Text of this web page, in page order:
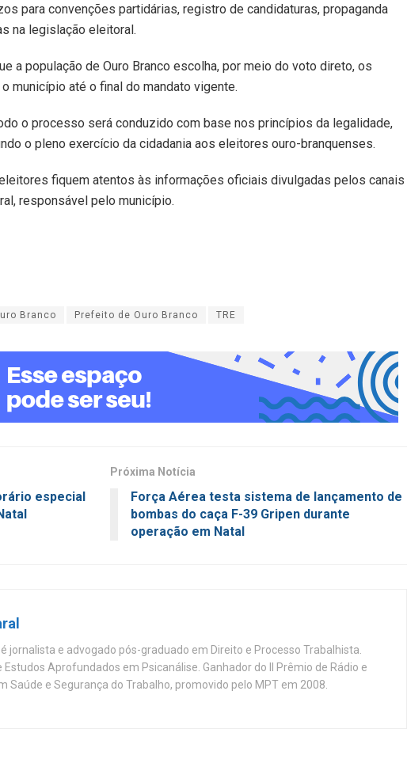
para convenções partidárias, registro de candidaturas, propaganda
na legislação eleitoral.
a população de Ouro Branco escolha, por meio do voto direto, os
município até o final do mandato vigente.
o processo será conduzido com base nos princípios da legalidade,
o pleno exercício da cidadania aos eleitores ouro-branquenses.
fiquem atentos às informações oficiais divulgadas pelos canais
responsável pelo município.
Branco Prefeito de Ouro Branco TRE
especial
Próxima Notícia
Força Aérea testa sistema de lançamento de
bombas do caça F-39 Gripen durante
operação em Natal
é jornalista e advogado pós-graduado em Direito e Processo Trabalhista.
Estudos Aprofundados em Psicanálise. Ganhador do II Prêmio de Rádio e
Saúde e Segurança do Trabalho, promovido pelo MPT em 2008.